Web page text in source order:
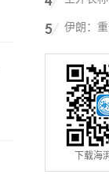
防台风
伊朗：
条件
下载海